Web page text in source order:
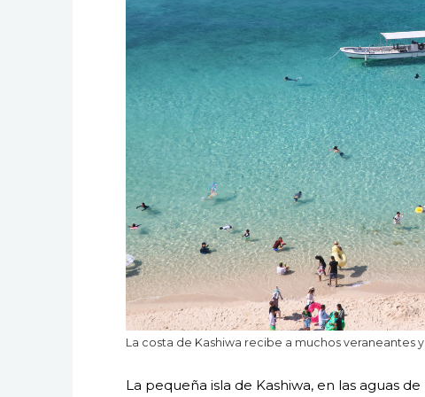
La costa de Kashiwa recibe a muchos veraneantes
La pequeña isla de Kashiwa, en las aguas